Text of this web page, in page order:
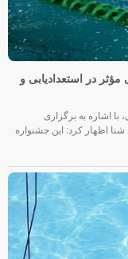
زیر ۱۰ سال گامی مؤثر در استعدادیابی و
اشاره به برگزاری
روز جهانی شنا اظهار کرد: این جشنواره